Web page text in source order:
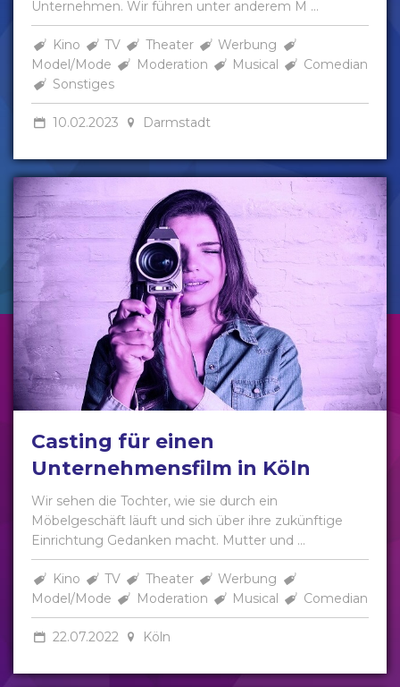
Unternehmen. Wir führen unter anderem M ...
Kino TV Theater
Werbung
Model/Mode
Moderation Musical
Comedian
Sonstiges
10.02.2023 Darmstadt
Casting für einen
Unternehmensfilm in Köln
Wir sehen die Tochter, wie sie durch ein
Möbelgeschäft läuft und sich über ihre zukünftige
Einrichtung Gedanken macht. Mutter und ...
Kino TV Theater
Werbung
Model/Mode
Moderation Musical Comedian
22.07.2022 Köln